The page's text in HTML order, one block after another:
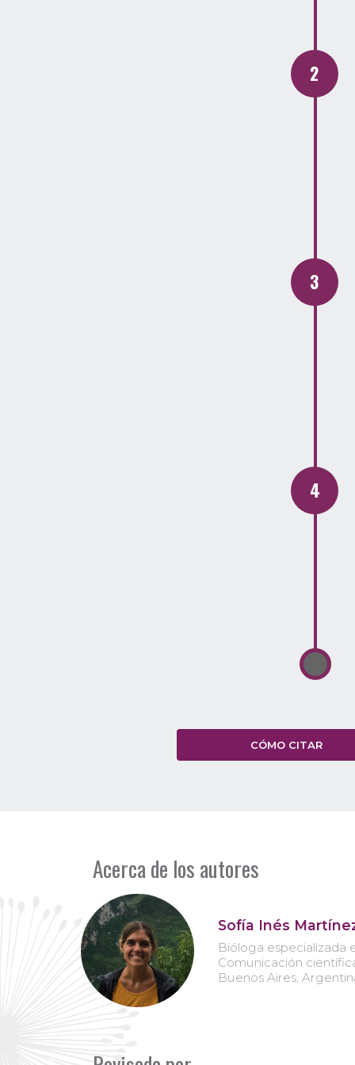
CÓMO CITAR
Acerca de los autores
Sofía Inés
Bióloga especializada
Comunicación
Buenos Aires,